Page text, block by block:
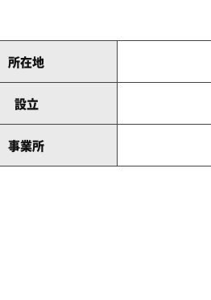
所在地
設立
事業所